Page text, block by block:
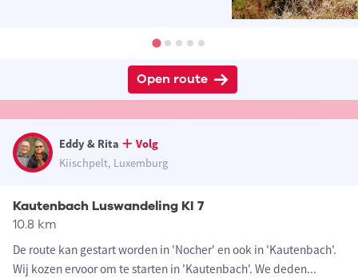
Open route
Eddy & Rita
Volg
Kiischpelt, Luxemburg
Kautenbach Luswandeling KI 7
10.8 km
De route kan gestart worden in 'Nocher' en ook in 'Kautenbach'.
Wij kozen ervoor om te starten in 'Kautenbach'. We deden...